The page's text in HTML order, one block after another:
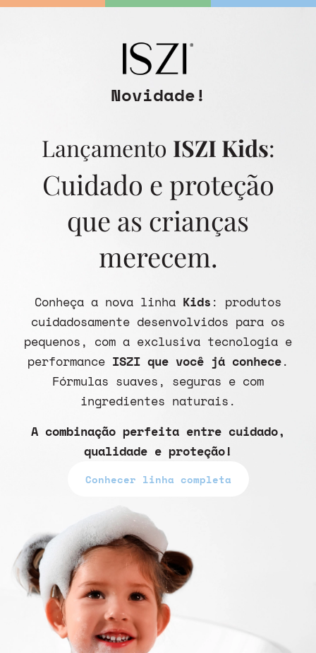
Novidade!
Lançamento ISZI Kids:
Cuidado e proteção
que as crianças
merecem.
Conheça a nova linha Kids : produtos
cuidadosamente desenvolvidos para os
pequenos, com a exclusiva tecnologia e
performance ISZI que você já conhece.
Fórmulas suaves, seguras e com
ingredientes naturais.
A combinação perfeita entre cuidado,
qualidade e proteção!
Conhecer linha completa